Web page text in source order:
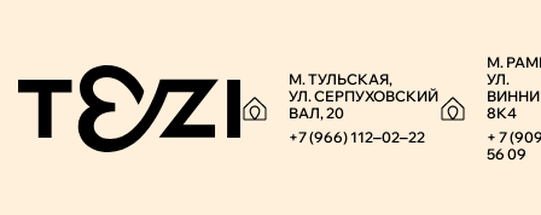
М. ТУЛЬСКАЯ,
УЛ. СЕРПУХОВСКИЙ
ВАЛ, 20
+7 (966) 112‒02‒22
М.
УЛ.
8К4
+ 7
56 09